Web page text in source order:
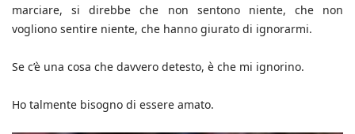
marciare, si direbbe che non sentono niente, che non
vogliono sentire niente, che hanno giurato di ignorarmi.
Se c’è una cosa che davvero detesto, è che mi ignorino.
Ho talmente bisogno di essere amato.